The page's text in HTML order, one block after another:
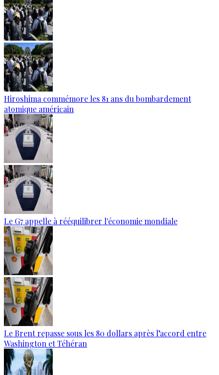
Hiroshima commémore les 81 ans du bombardement
atomique américain
Le G7 appelle à rééquilibrer l'économie mondiale
Le Brent repasse sous les 80 dollars après l’accord entre
Washington et Téhéran